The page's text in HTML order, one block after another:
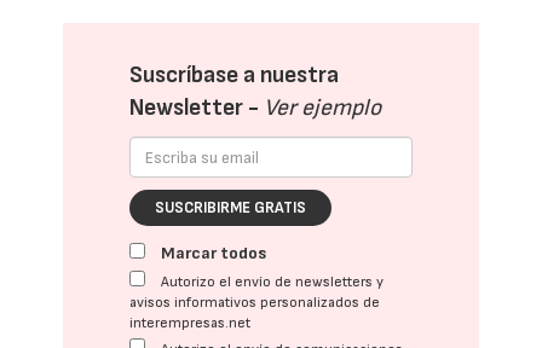
Suscríbase a nuestra
Newsletter - Ver ejemplo
SUSCRIBIRME GRATIS
Marcar todos
Autorizo el envío de newsletters y
avisos informativos personalizados de
interempresas.net